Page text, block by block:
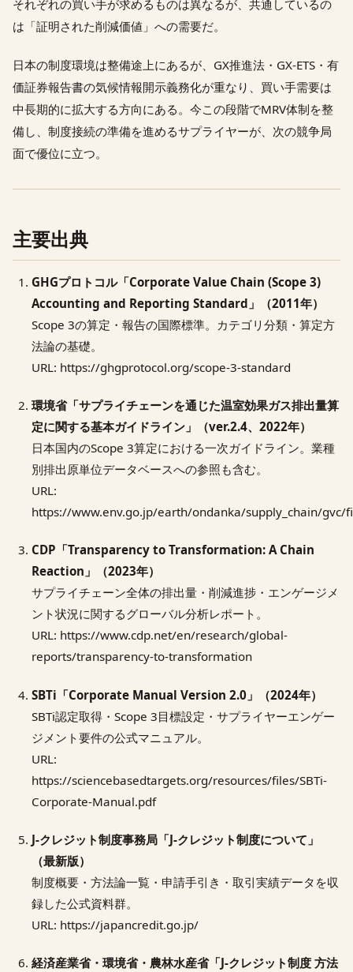
それぞれの買い手が求めるものは異なるが、共通しているの
は「証明された削減価値」への需要だ。
日本の制度環境は整備途上にあるが、GX推進法・GX-ETS・有
価証券報告書の気候情報開示義務化が重なり、買い手需要は
中長期的に拡大する方向にある。今この段階でMRV体制を整
備し、制度接続の準備を進めるサプライヤーが、次の競争局
面で優位に立つ。
主要出典
GHGプロトコル「Corporate Value Chain (Scope 3)
Accounting and Reporting Standard」（2011年）
Scope 3の算定・報告の国際標準。カテゴリ分類・算定方
法論の基礎。
URL: https://ghgprotocol.org/scope-3-standard
環境省「サプライチェーンを通じた温室効果ガス排出量算
定に関する基本ガイドライン」（ver.2.4、2022年）
日本国内のScope 3算定における一次ガイドライン。業種
別排出原単位データベースへの参照も含む。
URL:
https://www.env.go.jp/earth/ondanka/supply_chain/gvc/
CDP「Transparency to Transformation: A Chain
Reaction」（2023年）
サプライチェーン全体の排出量・削減進捗・エンゲージメ
ント状況に関するグローバル分析レポート。
URL: https://www.cdp.net/en/research/global-
reports/transparency-to-transformation
SBTi「Corporate Manual Version 2.0」（2024年）
SBTi認定取得・Scope 3目標設定・サプライヤーエンゲー
ジメント要件の公式マニュアル。
URL:
https://sciencebasedtargets.org/resources/files/SBTi-
Corporate-Manual.pdf
J-クレジット制度事務局「J-クレジット制度について」
（最新版）
制度概要・方法論一覧・申請手引き・取引実績データを収
録した公式資料群。
URL: https://japancredit.go.jp/
経済産業省・環境省・農林水産省「J-クレジット制度 方法